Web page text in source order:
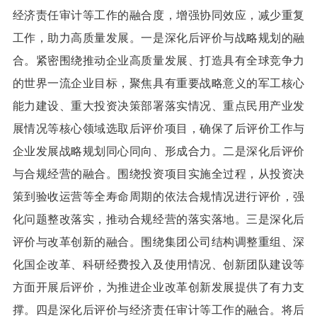
经济责任审计等工作的融合度，增强协同效应，减少重复
工作，助力高质量发展。一是深化后评价与战略规划的融
合。紧密围绕推动企业高质量发展、打造具有全球竞争力
的世界一流企业目标，聚焦具有重要战略意义的军工核心
能力建设、重大投资决策部署落实情况、重点民用产业发
展情况等核心领域选取后评价项目，确保了后评价工作与
企业发展战略规划同心同向、形成合力。二是深化后评价
与合规经营的融合。围绕投资项目实施全过程，从投资决
策到验收运营等全寿命周期的依法合规情况进行评价，强
化问题整改落实，推动合规经营的落实落地。三是深化后
评价与改革创新的融合。围绕集团公司结构调整重组、深
化国企改革、科研经费投入及使用情况、创新团队建设等
方面开展后评价，为推进企业改革创新发展提供了有力支
撑。四是深化后评价与经济责任审计等工作的融合。将后